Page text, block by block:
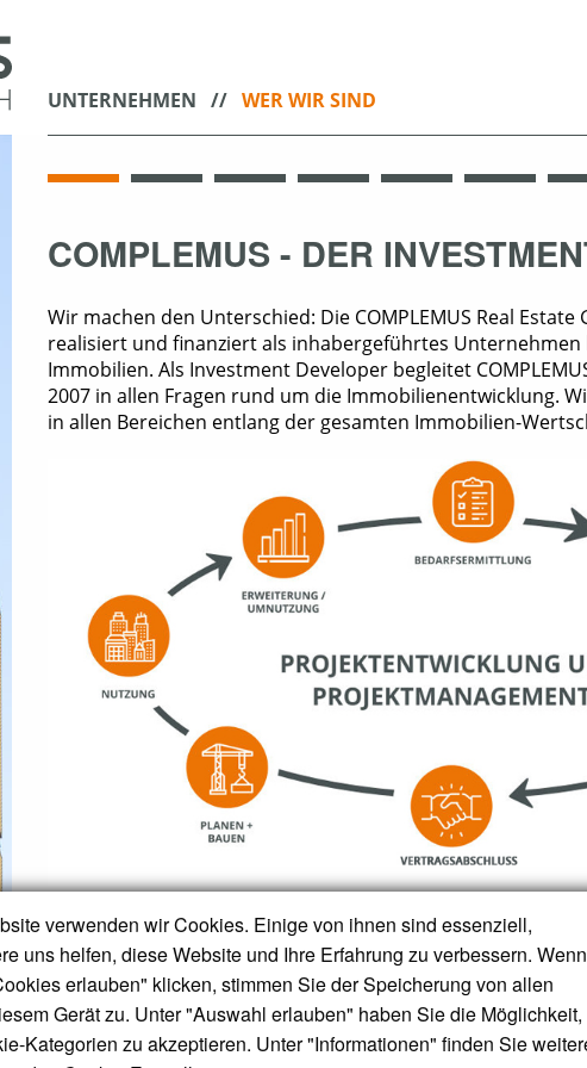
UNTERNEHMEN WER WIR SIND
COMPLEMUS - DER
Wir machen den Unterschied: Die COMPLEMUS Real
realisiert und finanziert als inhabergeführtes
Immobilien. Als Investment Developer begleitet
2007 in allen Fragen rund um die Immobilienentwicklung.
in allen Bereichen entlang der gesamten Immobilien-
COMPLEMUS als Investment Developer führt
durch und übernimmt dabei von der Grundstücksuche über
Realisierung und Weitergabe in das Endinvestment alle in
Projektentwicklung anfallenden Aufgaben.
verwenden wir Cookies. Einige von ihnen sind essenziell,
uns helfen, diese Website und Ihre Erfahrung zu verbessern. Wenn
erlauben" klicken, stimmen Sie der Speicherung von allen
Gerät zu. Unter "Auswahl erlauben" haben Sie die Möglichkeit,
Kategorien zu akzeptieren. Unter "Informationen" finden Sie